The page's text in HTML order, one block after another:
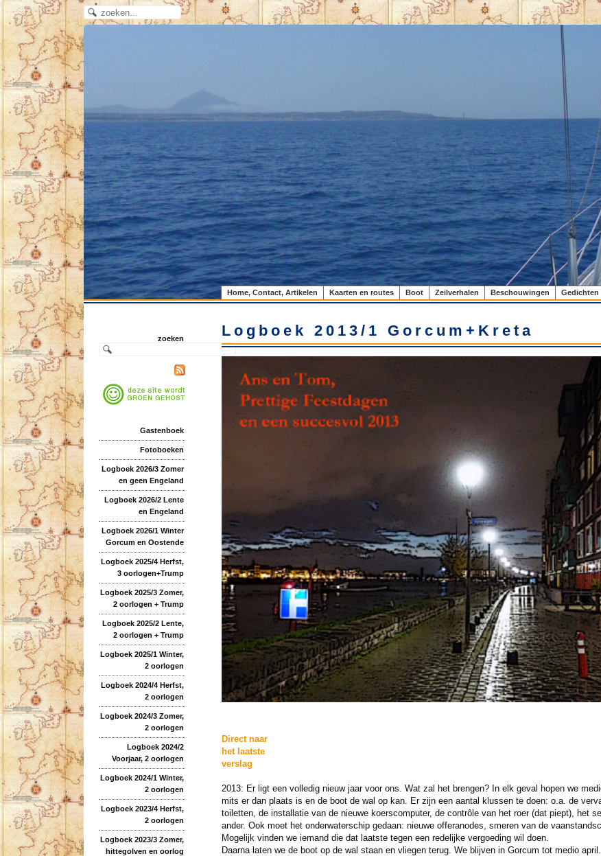
Home, Contact, Artikelen Kaarten en routes Boot Zeilverhalen Beschouwingen Gedichten
zoeken
Gastenboek
Fotoboeken
Logboek 2026/3 Zomer
en geen Engeland
Logboek 2026/2 Lente
en Engeland
Logboek 2026/1 Winter
Gorcum en Oostende
Logboek 2025/4 Herfst,
3 oorlogen+Trump
Logboek 2025/3 Zomer,
2 oorlogen + Trump
Logboek 2025/2 Lente,
2 oorlogen + Trump
Logboek 2025/1 Winter,
2 oorlogen
Logboek 2024/4 Herfst,
2 oorlogen
Logboek 2024/3 Zomer,
2 oorlogen
Logboek 2024/2
Voorjaar, 2 oorlogen
Logboek 2024/1 Winter,
2 oorlogen
Logboek 2023/4 Herfst,
2 oorlogen
Logboek 2023/3 Zomer,
hittegolven en oorlog
Logboek 2013/1 Gorcum+Kreta
Direct naar
het laatste
verslag
2013: Er ligt een volledig nieuw jaar voor ons. Wat zal het brengen? In elk geval hopen we
mits er dan plaats is en de boot de wal op kan. Er zijn een aantal klussen te doen: o.a. de
toiletten, de installatie van de nieuwe koerscomputer, de contrôle van het roer (dat piept), het
ander. Ook moet het onderwaterschip gedaan: nieuwe offeranodes, smeren van de
Mogelijk vinden we iemand die dat laatste tegen een redelijke vergoeding wil doen.
Daarna laten we de boot op de wal staan en vliegen terug. We blijven in Gorcum tot medio